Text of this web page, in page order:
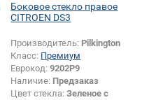
Боковое стекло правое
CITROEN DS3
Производитель: Pilkington
Класс: Премиум
Еврокод:9202P9
Наличие: Предзаказ
Цвет стекла:Зеленое с